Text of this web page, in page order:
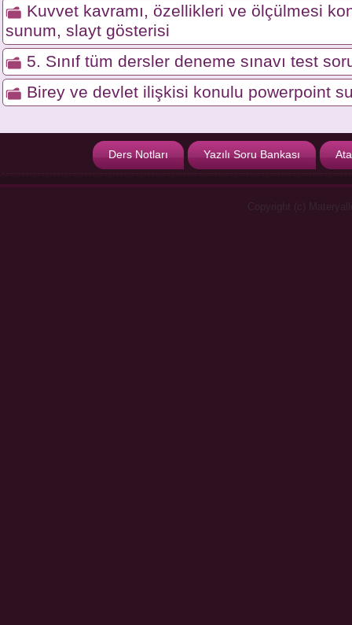
Kuvvet kavramı, özellikleri ve ölçülmesi
sunum, slayt gösterisi
5. Sınıf tüm dersler deneme sınavı test
Birey ve devlet ilişkisi konulu powerpoint
Ders Notları Yazılı Soru Bankası